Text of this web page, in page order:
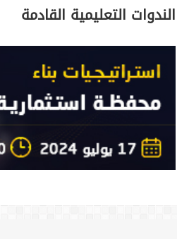
الندوات التعليمية القادمة